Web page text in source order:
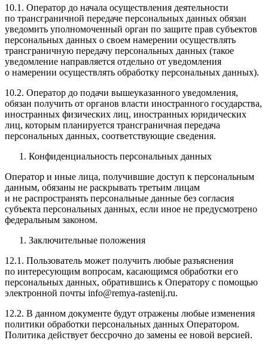
10.1. Оператор до начала осуществления деятельности
по трансграничной передаче персональных данных обязан
уведомить уполномоченный орган по защите прав субъектов
персональных данных о своем намерении осуществлять
трансграничную передачу персональных данных (такое
уведомление направляется отдельно от уведомления
о намерении осуществлять обработку персональных данных).
10.2. Оператор до подачи вышеуказанного уведомления,
обязан получить от органов власти иностранного государства,
иностранных физических лиц, иностранных юридических
лиц, которым планируется трансграничная передача
персональных данных, соответствующие сведения.
Конфиденциальность персональных данных
Оператор и иные лица, получившие доступ к персональным
данным, обязаны не раскрывать третьим лицам
и не распространять персональные данные без согласия
субъекта персональных данных, если иное не предусмотрено
федеральным законом.
Заключительные положения
12.1. Пользователь может получить любые разъяснения
по интересующим вопросам, касающимся обработки его
персональных данных, обратившись к Оператору с помощью
электронной почты info@remya-rastenij.ru.
12.2. В данном документе будут отражены любые изменения
политики обработки персональных данных Оператором.
Политика действует бессрочно до замены ее новой версией.